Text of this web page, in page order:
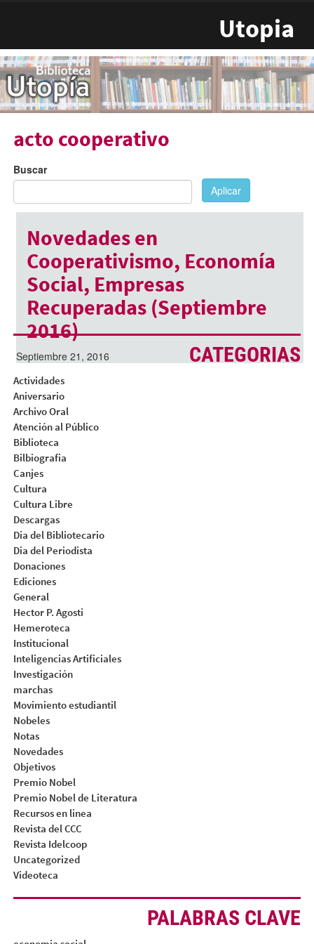
Utopia
acto cooperativo
Buscar
Aplicar
Novedades en
Cooperativismo, Economía
Social, Empresas
Recuperadas (Septiembre
2016)
Septiembre 21, 2016 CATEGORIAS
Actividades
Aniversario
Archivo Oral
Atención al Público
Biblioteca
Bilbiografia
Canjes
Cultura
Cultura Libre
Descargas
Dia del Bibliotecario
Dia del Periodista
Donaciones
Ediciones
General
Hector P. Agosti
Hemeroteca
Institucional
Inteligencias Artificiales
Investigación
marchas
Movimiento estudiantil
Nobeles
Notas
Novedades
Objetivos
Premio Nobel
Premio Nobel de Literatura
Recursos en linea
Revista del CCC
Revista Idelcoop
Uncategorized
Videoteca
PALABRAS CLAVE